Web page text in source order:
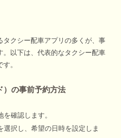
タクシー配車アプリの多くが、事
。以下は、代表的なタクシー配車
。
）の事前予約方法
確認します。
選択し、希望の日時を設定しま